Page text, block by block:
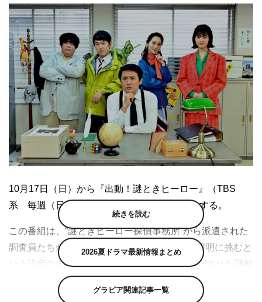
10月17日（日）から『出動！謎ときヒーロー』（TBS
系 毎週（日）後1・30～1・57）がスタートする。
この番組は、“謎ときヒーロー探偵事務所”から派遣された
調査員たちが、世の中にあふれる謎を調査し解明に挑むと
いう設定のドラマ×ロケの2大要素をマッチングさせた謎解
きドラマバラエティ。6月に単発で放送されて好評を博
し、「日曜グランプリ」枠で全8回にわたってレギュラー
続きを読む
2026夏ドラマ最新情報まとめ
グラビア関連記事一覧